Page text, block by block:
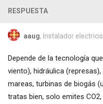
RESPUESTA
aaug, Instalador
Depende de la tecnología
viento), hidráulica
mareas, turbinas de biogás
tratas bien, solo emites